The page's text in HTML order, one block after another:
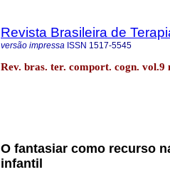
Revista Brasileira de
versão impressa ISSN 1517-5545
Rev. bras. ter. comport. cogn. vol.9
O fantasiar como recurso
infantil